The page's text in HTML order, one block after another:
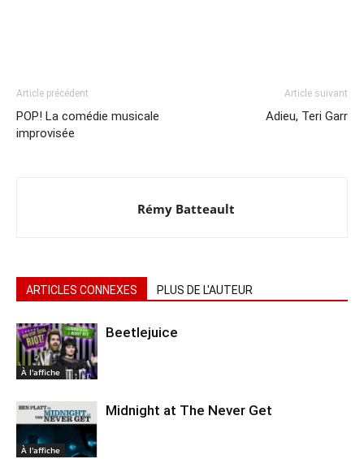
Article précédent
POP! La comédie musicale
improvisée
Article suivant
Adieu, Teri Garr
Rémy Batteault
ARTICLES CONNEXES PLUS DE L'AUTEUR
À l'affiche
Beetlejuice
À l'affiche
Midnight at The Never Get